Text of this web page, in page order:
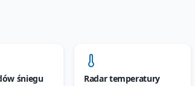
śniegu Radar temperatury